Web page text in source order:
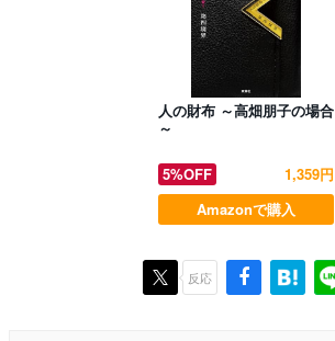
人の財布 ～高畑朋子の場合
～
5%OFF
1,359円
Amazonで購入
反応